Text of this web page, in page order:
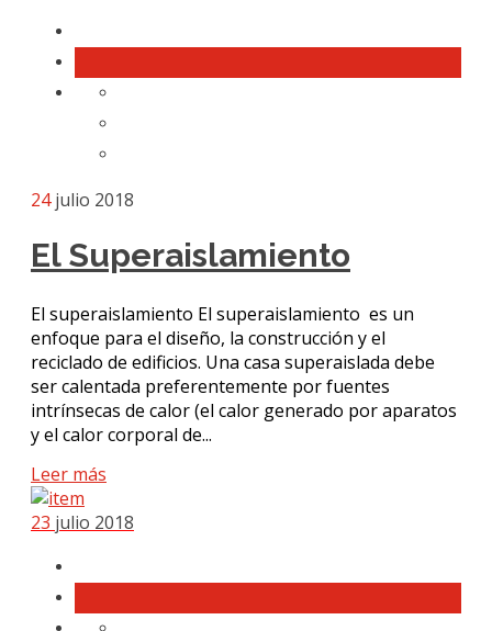
24 julio 2018
El Superaislamiento
El superaislamiento El superaislamiento es un
enfoque para el diseño, la construcción y el
reciclado de edificios. Una casa superaislada debe
ser calentada preferentemente por fuentes
intrínsecas de calor (el calor generado por aparatos
y el calor corporal de...
Leer más
23 julio 2018